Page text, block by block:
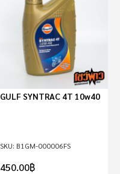
B1GM-000006FS
GULF SYNTRAC 4T 10w40
450.00฿